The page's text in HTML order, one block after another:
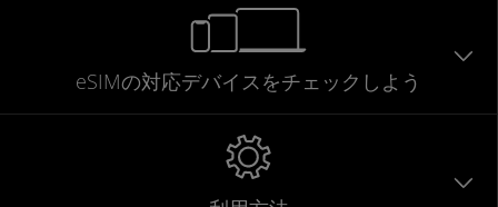
eSIMの対応デバイスをチェックしよう